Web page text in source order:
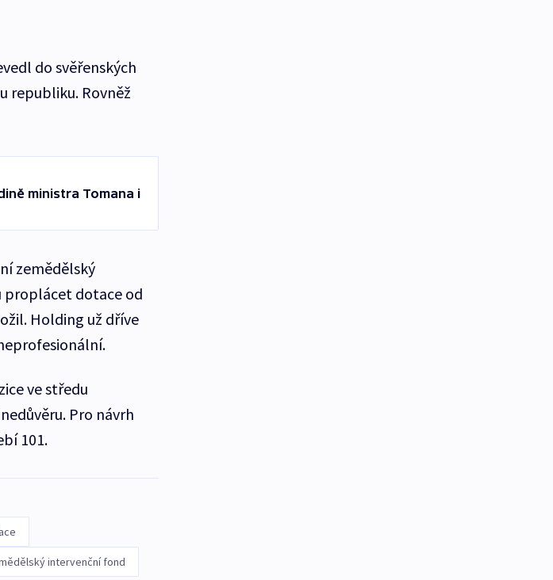
do svěřenských
republiku. Rovněž
ministra Tomana i
zemědělský
proplácet dotace od
Holding už dříve
ve středu
Pro návrh
101.
intervenční fond